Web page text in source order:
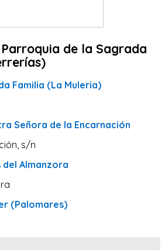
de la Sagrada
Familia (La Muleria)
Señora de la Encarnación
s/n
del Almanzora
(Palomares)